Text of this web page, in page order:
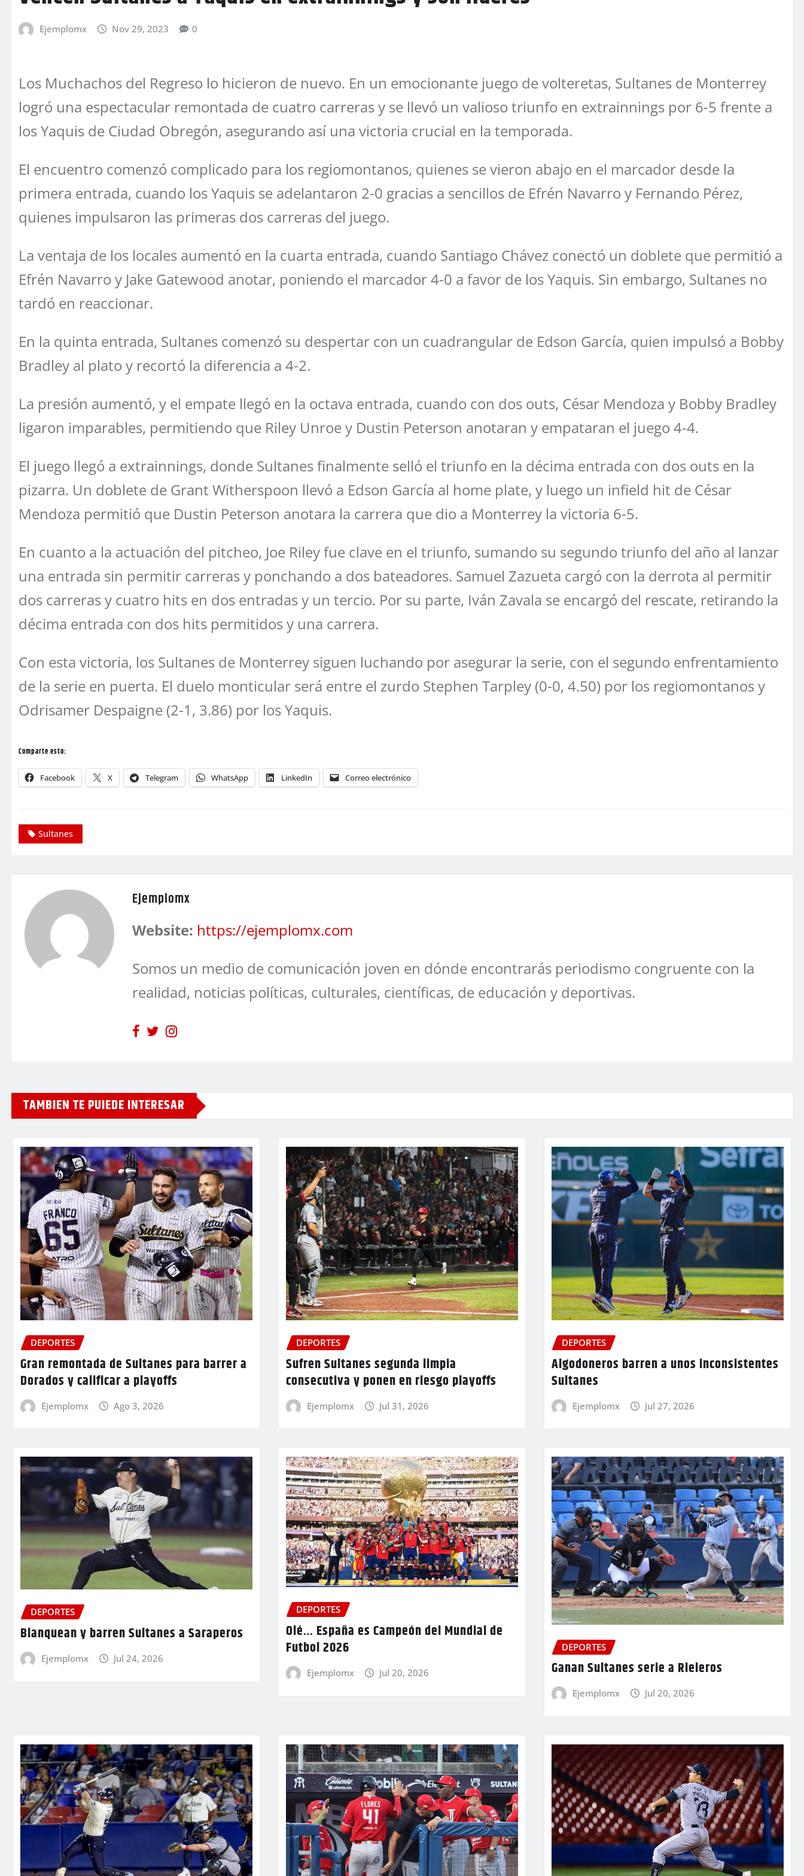
Ejemplomx Nov 29, 2023 0
Los Muchachos del Regreso lo hicieron de nuevo. En un emocionante juego de volteretas, Sultanes de Monterrey
logró una espectacular remontada de cuatro carreras y se llevó un valioso triunfo en extrainnings por 6-5 frente a
los Yaquis de Ciudad Obregón, asegurando así una victoria crucial en la temporada.
El encuentro comenzó complicado para los regiomontanos, quienes se vieron abajo en el marcador desde la
primera entrada, cuando los Yaquis se adelantaron 2-0 gracias a sencillos de Efrén Navarro y Fernando Pérez,
quienes impulsaron las primeras dos carreras del juego.
La ventaja de los locales aumentó en la cuarta entrada, cuando Santiago Chávez conectó un doblete que permitió a
Efrén Navarro y Jake Gatewood anotar, poniendo el marcador 4-0 a favor de los Yaquis. Sin embargo, Sultanes no
tardó en reaccionar.
En la quinta entrada, Sultanes comenzó su despertar con un cuadrangular de Edson García, quien impulsó a Bobby
Bradley al plato y recortó la diferencia a 4-2.
La presión aumentó, y el empate llegó en la octava entrada, cuando con dos outs, César Mendoza y Bobby Bradley
ligaron imparables, permitiendo que Riley Unroe y Dustin Peterson anotaran y empataran el juego 4-4.
El juego llegó a extrainnings, donde Sultanes finalmente selló el triunfo en la décima entrada con dos outs en la
pizarra. Un doblete de Grant Witherspoon llevó a Edson García al home plate, y luego un infield hit de César
Mendoza permitió que Dustin Peterson anotara la carrera que dio a Monterrey la victoria 6-5.
En cuanto a la actuación del pitcheo, Joe Riley fue clave en el triunfo, sumando su segundo triunfo del año al lanzar
una entrada sin permitir carreras y ponchando a dos bateadores. Samuel Zazueta cargó con la derrota al permitir
dos carreras y cuatro hits en dos entradas y un tercio. Por su parte, Iván Zavala se encargó del rescate, retirando la
décima entrada con dos hits permitidos y una carrera.
Con esta victoria, los Sultanes de Monterrey siguen luchando por asegurar la serie, con el segundo enfrentamiento
de la serie en puerta. El duelo monticular será entre el zurdo Stephen Tarpley (0-0, 4.50) por los regiomontanos y
Odrisamer Despaigne (2-1, 3.86) por los Yaquis.
Comparte esto:
Facebook X Telegram WhatsApp LinkedIn Correo electrónico
Sultanes
Ejemplomx
Website: https://ejemplomx.com
Somos un medio de comunicación joven en dónde encontrarás periodismo congruente con la
realidad, noticias políticas, culturales, científicas, de educación y deportivas.
TAMBIEN TE PUIEDE INTERESAR
DEPORTES
Gran remontada de Sultanes para barrer a
Dorados y calificar a playoffs
Ejemplomx Ago 3, 2026
DEPORTES
Sufren Sultanes segunda limpia
consecutiva y ponen en riesgo playoffs
Ejemplomx Jul 31, 2026
DEPORTES
Algodoneros barren a unos inconsistentes
Sultanes
Ejemplomx Jul 27, 2026
DEPORTES
Blanquean y barren Sultanes a Saraperos
Ejemplomx Jul 24, 2026
DEPORTES
Olé… España es Campeón del Mundial de
Futbol 2026
Ejemplomx Jul 20, 2026
DEPORTES
Ganan Sultanes serie a Rieleros
Ejemplomx Jul 20, 2026